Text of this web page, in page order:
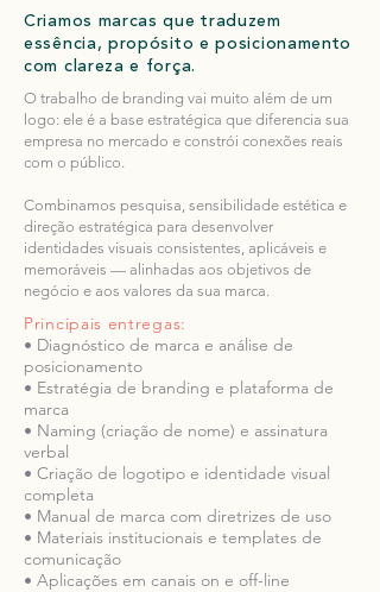
Criamos marcas que traduzem
essência, propósito e posicionamento
com clareza e força.
O trabalho de branding vai muito além de um
logo: ele é a base estratégica que diferencia sua
empresa no mercado e constrói conexões reais
com o público.
Combinamos pesquisa, sensibilidade estética e
direção estratégica para desenvolver
identidades visuais consistentes, aplicáveis e
memoráveis — alinhadas aos objetivos de
negócio e aos valores da sua marca.
Principais entregas:
• Diagnóstico de marca e análise de
posicionamento
• Estratégia de branding e plataforma de
marca
• Naming (criação de nome) e assinatura
verbal
• Criação de logotipo e identidade visual
completa
• Manual de marca com diretrizes de uso
• Materiais institucionais e templates de
comunicação
• Aplicações em canais on e off-line